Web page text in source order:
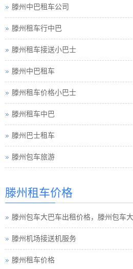
滕州中巴租车公司
滕州租车行中巴
滕州租车接送小巴士
滕州中巴租车
滕州租车价格小巴士
滕州租车中巴
滕州巴士租车
滕州包车旅游
滕州巴士租车公司
滕州小车租车公司
滕州旅游包车小车
滕州旅游小车车队
滕州租车价格
滕州包车大巴车出租价格，滕州包车
滕州机场接送机服务
滕州租车价格